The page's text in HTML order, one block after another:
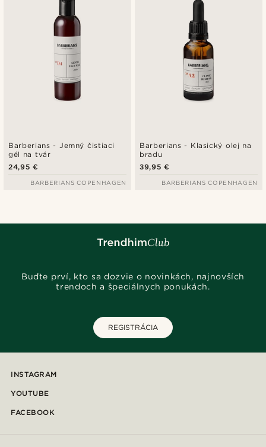
Barberians - Jemný čistiaci
gél na tvár
24,95 €
BARBERIANS COPENHAGEN
Barberians - Klasický olej na
bradu
39,95 €
BARBERIANS COPENHAGEN
Buďte prví, kto sa dozvie o novinkách, najnovších
trendoch a špeciálnych ponukách.
REGISTRÁCIA
INSTAGRAM
YOUTUBE
FACEBOOK